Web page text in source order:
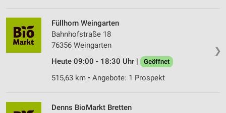
❯
Füllhorn Weingarten
Bahnhofstraße 18
76356 Weingarten
Heute 09:00 - 18:30 Uhr |
Geöffnet
515,63 km • Angebote: 1 Prospekt
Denns BioMarkt Bretten